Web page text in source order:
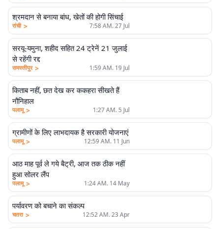
श्रमदान से बनाया बांध, खेतों की होगी सिंचाई
रांची > 7:58 AM. 27 Jul
सरयू-यमुना, शहीद सहित 24 ट्रेनें 21 जुलाई
से रहेंगी रद्द
समस्तीपुर > 1:59 AM. 19 Jul
किताब नहीं, छत देख कर ककहरा सीखते हैं
नौनिहाल
पलामू > 1:27 AM. 5 Jul
ग्रामीणों के लिए लाभदायक है सरकारी योजनाएं
पलामू > 12:59 AM. 11 Jun
आठ माह पूर्व ले गये बैट्री, आज तक ठीक नहीं
हुआ सोलर लैंप
पलामू > 1:24 AM. 14 May
पर्यावरण को बचाने का संकल्प
चतरा > 12:52 AM. 23 Apr